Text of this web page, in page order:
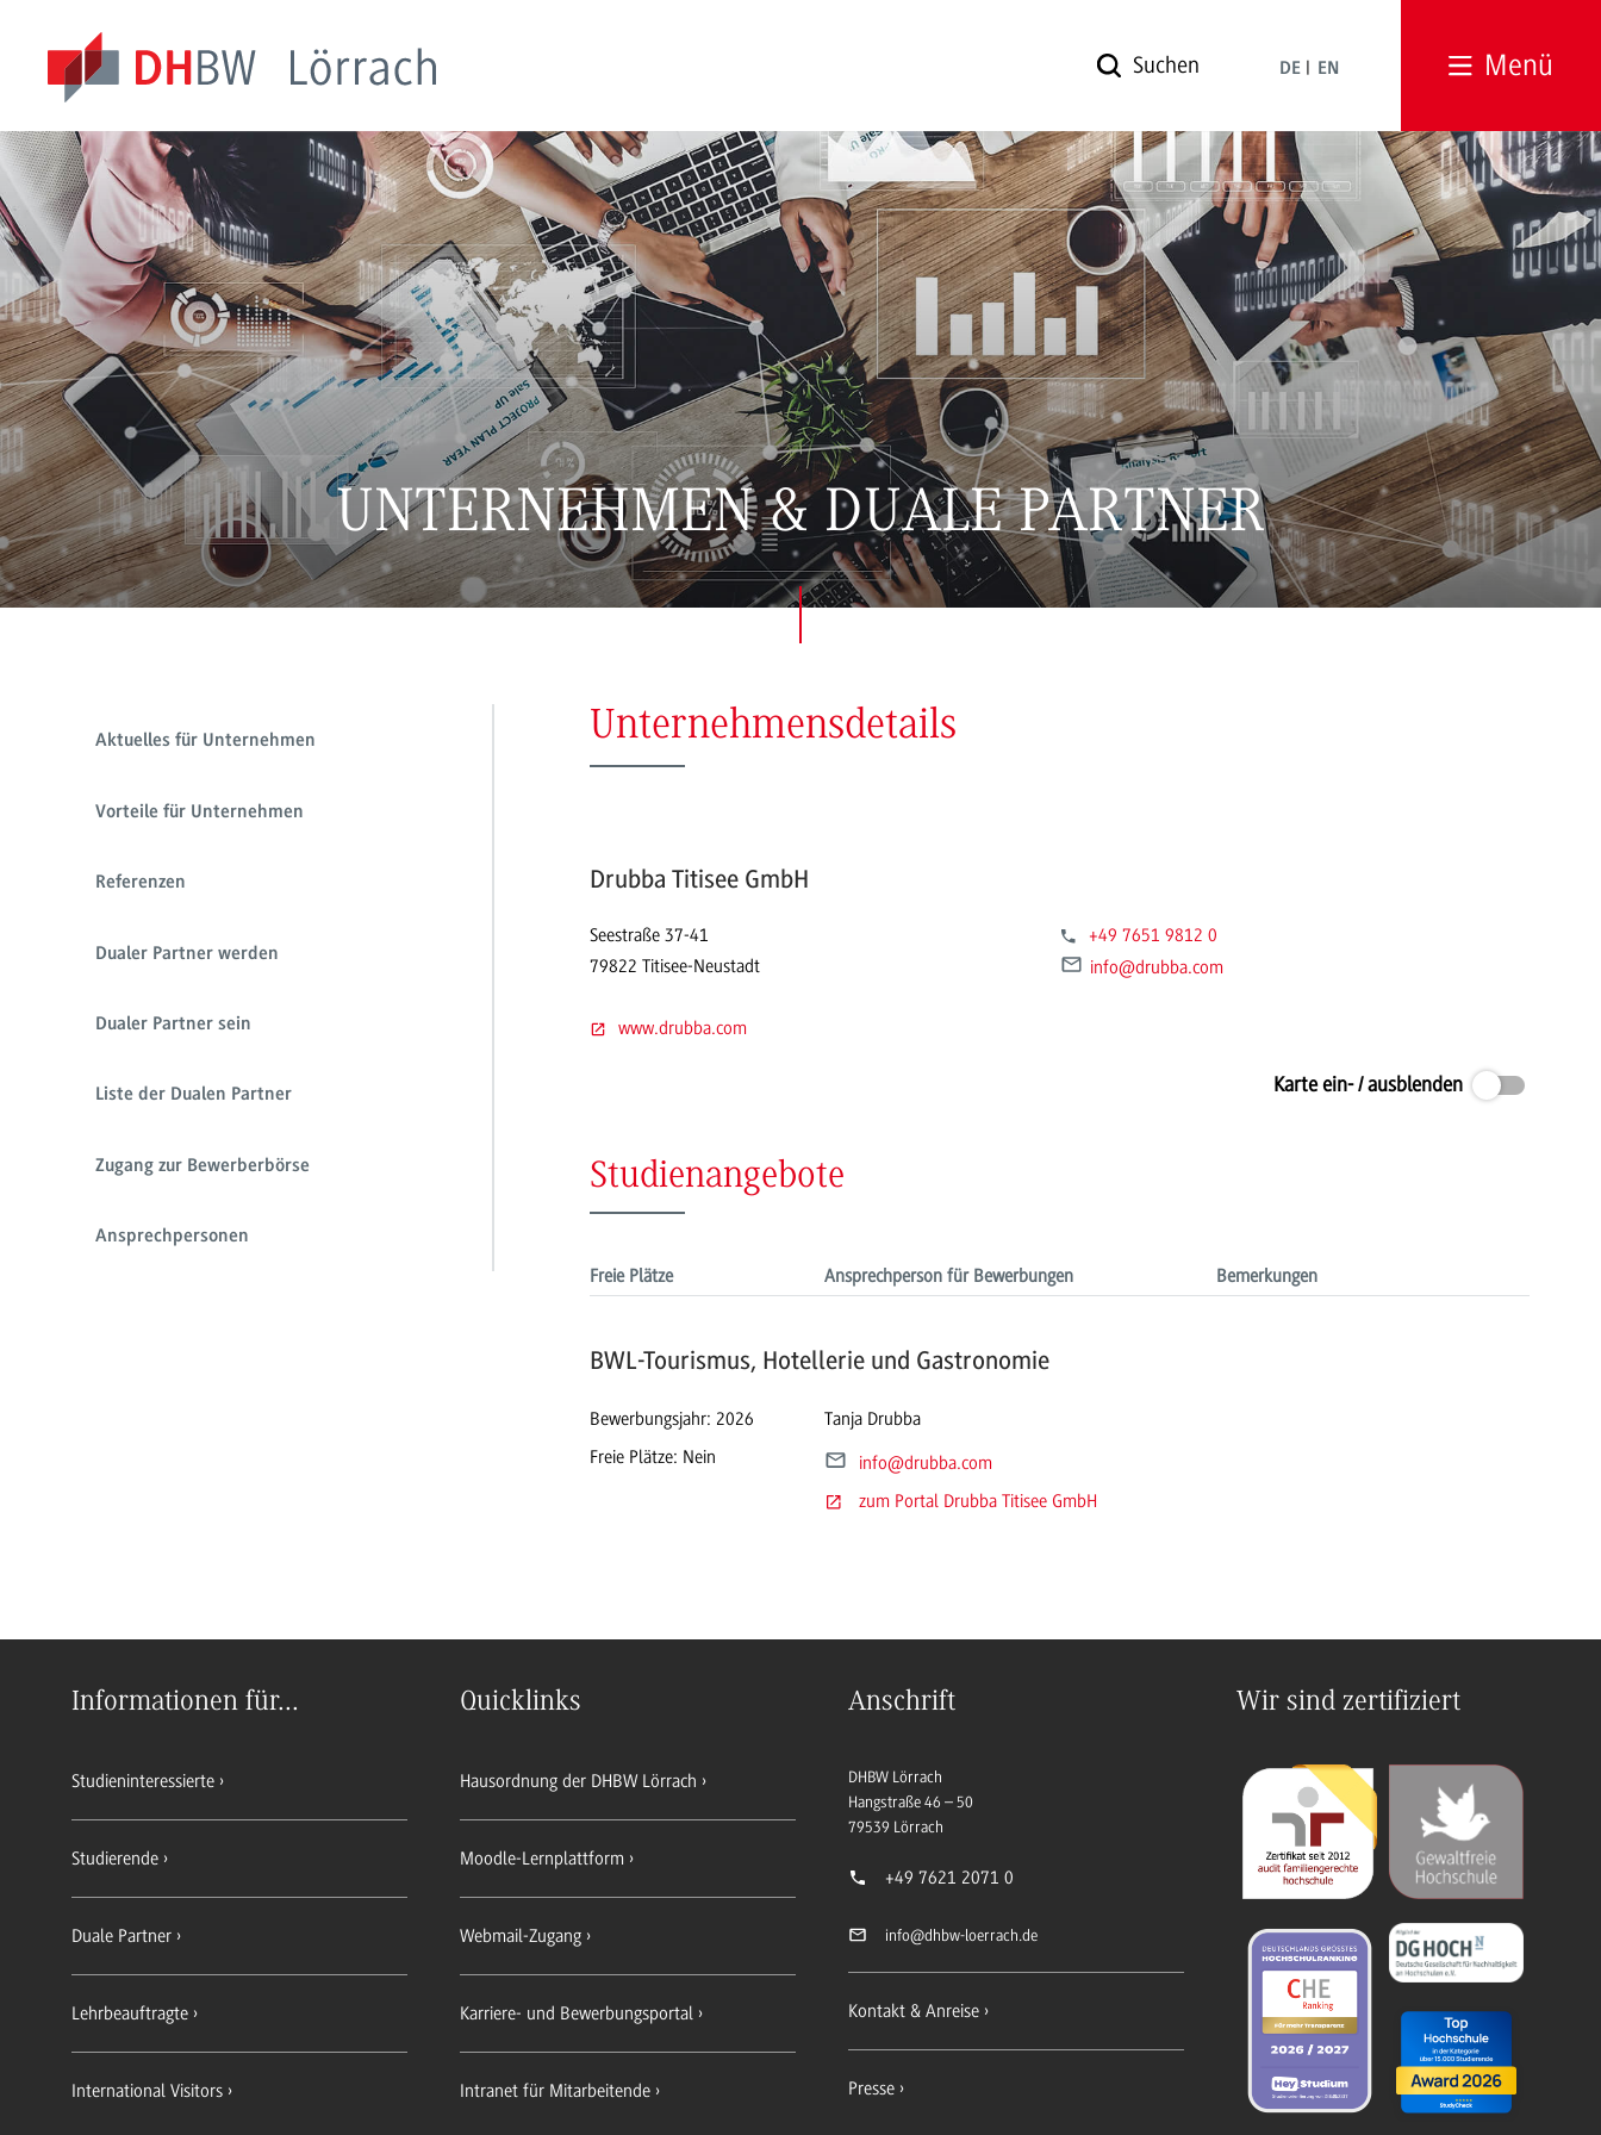
DE EN Menü
UNTERNEHMEN & DUALE PARTNER
Aktuelles für Unternehmen
Vorteile für Unternehmen
Referenzen
Dualer Partner werden
Dualer Partner sein
Liste der Dualen Partner
Zugang zur Bewerberbörse
Ansprechpersonen
Unternehmensdetails
Drubba Titisee GmbH
Seestraße 37-41
79822 Titisee-Neustadt
www.drubba.com
+49 7651 9812 0
info@drubba.com
Karte ein- / ausblenden
Studienangebote
Freie Plätze Ansprechperson für Bewerbungen Bemerkungen
BWL-Tourismus, Hotellerie und Gastronomie
Bewerbungsjahr: 2026
Freie Plätze: Nein
Tanja Drubba
info@drubba.com
zum Portal Drubba Titisee GmbH
Informationen für...
Studieninteressierte
Studierende
Duale Partner
Lehrbeauftragte
International Visitors
Quicklinks
Hausordnung der DHBW Lörrach
Moodle-Lernplattform
Webmail-Zugang
Karriere- und Bewerbungsportal
Intranet für Mitarbeitende
Anschrift
DHBW Lörrach
Hangstraße 46 – 50
79539 Lörrach
+49 7621 2071 0
info@dhbw-loerrach.de
Kontakt & Anreise
Presse
Wir sind zertifiziert